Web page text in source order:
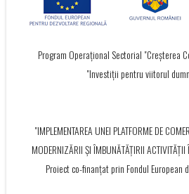
Program Operațional Sectorial "Creșterea
"Investiții pentru viitorul
"IMPLEMENTAREA UNEI PLATFORME DE
MODERNIZĂRII ȘI ÎMBUNĂTĂȚIRII
Proiect co-finanțat prin Fondul European